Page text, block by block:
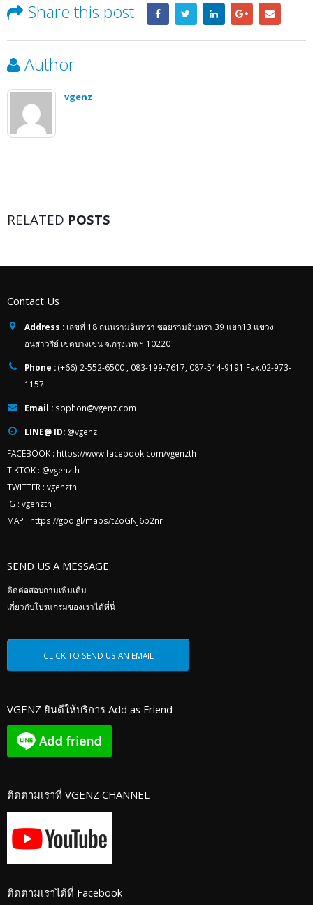
Share this post
Author
vgenz
RELATED POSTS
Contact Us
Address : เลขที่ 18 ถนนรามอินทรา ซอยรามอินทรา 39 แยก13 แขวง
อนุสาวรีย์ เขตบางเขน จ.กรุงเทพฯ 10220
Phone :(+66) 2-552-6500 , 083-199-7617, 087-514-9191 Fax.02-973-
1157
Email : sophon@vgenz.com
LINE@ ID: @vgenz
FACEBOOK : https://www.facebook.com/vgenzth
TIKTOK : @vgenzth
TWITTER : vgenzth
IG : vgenzth
MAP : https://goo.gl/maps/tZoGNJ6b2nr
SEND US A MESSAGE
ติดต่อสอบถามเพิ่มเติม
เกี่ยวกับโปรแกรมของเราได้ที่นี่
VGENZ ยินดีให้บริการ Add as Friend
ติดตามเราที่ VGENZ CHANNEL
ติดตามเราได้ที่ Facebook